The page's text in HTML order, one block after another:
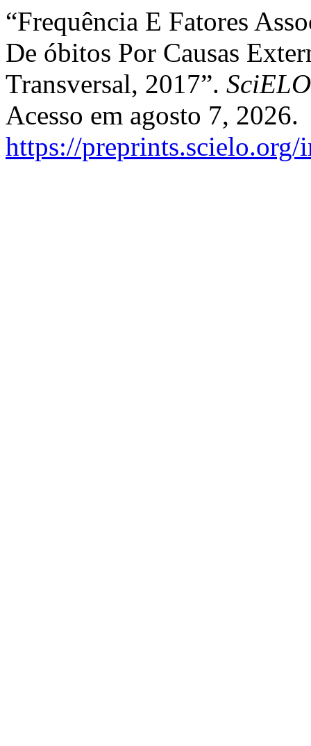
“Frequência E Fatores
De óbitos Por Causas
Transversal, 2017”.
Acesso em agosto 7, 2026.
https://